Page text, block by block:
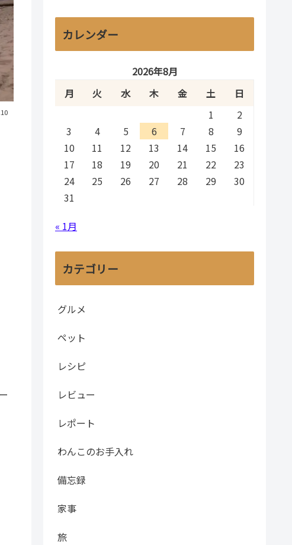
カレンダー
2026年8月
月
火 水 木 金 土
日
1
2
3
4 5 6 7 8
9
10
11 12 13 14 15
16
17
18 19 20 21 22
23
24
25 26 27 28 29
30
31
« 1月
カテゴリー
グルメ
ペット
レシピ
レビュー
レポート
わんこのお手入れ
備忘録
家事
旅